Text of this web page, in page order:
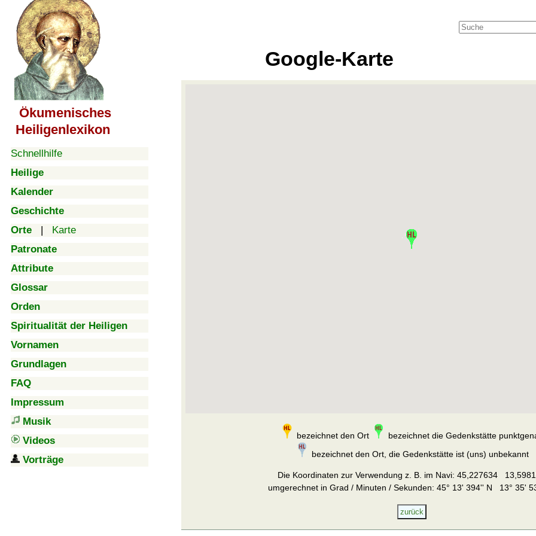
Ökumenisches
Heiligenlexikon
Schnellhilfe
Heilige
Kalender
Geschichte
Orte | Karte
Patronate
Attribute
Glossar
Orden
Spiritualität der Heiligen
Vornamen
Grundlagen
FAQ
Impressum
Musik
Videos
Vorträge
Google-Karte
bezeichnet den Ort
bezeichnet die Gedenkstätte
bezeichnet den Ort, die Gedenkstätte ist (uns) unbekannt
Die Koordinaten zur Verwendung z. B. im Navi: 45,227634
umgerechnet in Grad / Minuten / Sekunden: 45° 13' 394'' N 13° 35'